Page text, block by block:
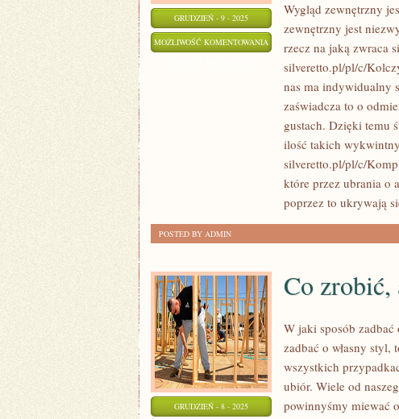
GRUDZIEŃ - 9 - 2025
MOŻLIWOŚĆ KOMENTOWANIA
ZNACZY
WYGODNIE.
KAŻDEGO
DNIA
PRZEKONUJE
O
TYM
TYSIĘCY
Wygląd zewnętrzny
zewnętrzny jest
rzecz na jaką zwraca
silveretto.pl/pl/c/
nas ma indywidualny
zaświadcza to o
gustach. Dzięki temu
ilość takich
silveretto.pl/pl/c/
które przez ubrania o
poprzez to ukrywają
POSTED BY ADMIN
GRUDZIEŃ - 8 - 2025
Co zrobić,
W jaki sposób zadbać
zadbać o własny styl,
wszystkich
ubiór. Wiele od
powinnyśmy miewać